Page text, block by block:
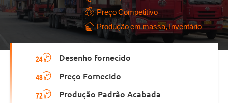
Preço Competitivo
Produção em massa, Inventário
Desenho fornecido
Preço Fornecido
Produção Padrão Acabada